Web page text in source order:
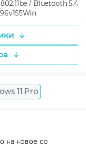
/ Bluetooth 5.4
11 Pro
на новое со